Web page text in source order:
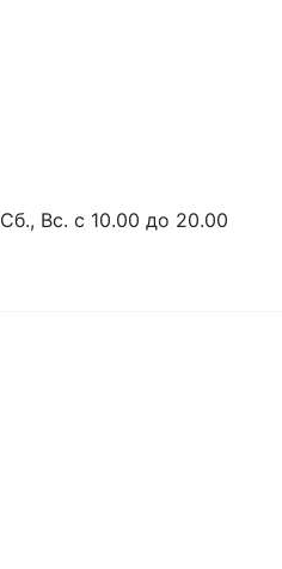
Сб., Вс. с 10.00 до 20.00